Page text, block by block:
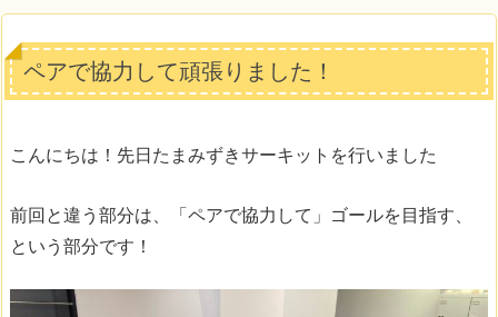
ペアで協力して頑張りました！
こんにちは！先日たまみずきサーキットを行いました
前回と違う部分は、「ペアで協力して」ゴールを目指す、
という部分です！